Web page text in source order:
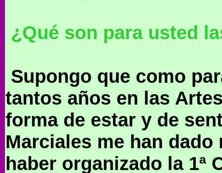
¿Qué son para usted
Supongo que como
tantos años en las
forma de estar y de
Marciales me han
haber organizado la 1ª